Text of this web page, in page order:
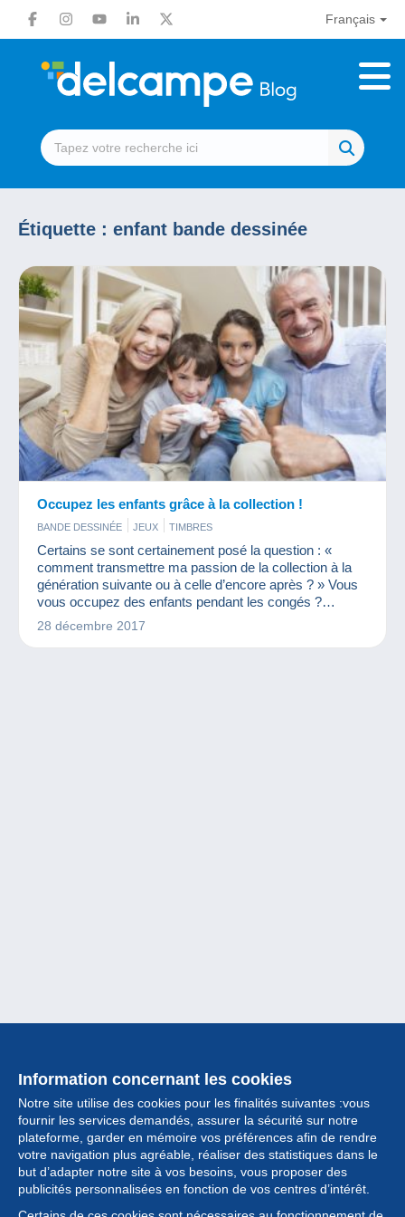
Français
Étiquette : enfant bande dessinée
Occupez les enfants grâce à la collection !
BANDE DESSINÉE JEUX TIMBRES
Certains se sont certainement posé la question : «
comment transmettre ma passion de la collection à la
génération suivante ou à celle d’encore après ? » Vous
vous occupez des enfants pendant les congés ?
Pourquoi ne pas en profiter pour jouer avec eux autour
28 décembre 2017
Information concernant les cookies
Notre site utilise des cookies pour les finalités suivantes :vous
fournir les services demandés, assurer la sécurité sur notre
plateforme, garder en mémoire vos préférences afin de rendre
votre navigation plus agréable, réaliser des statistiques dans le
but d’adapter notre site à vos besoins, vous proposer des
publicités personnalisées en fonction de vos centres d’intérêt.
Collection